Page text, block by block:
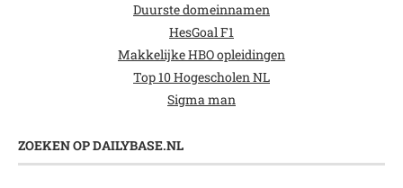
Duurste domeinnamen
HesGoal F1
Makkelijke HBO opleidingen
Top 10 Hogescholen NL
Sigma man
ZOEKEN OP DAILYBASE.NL